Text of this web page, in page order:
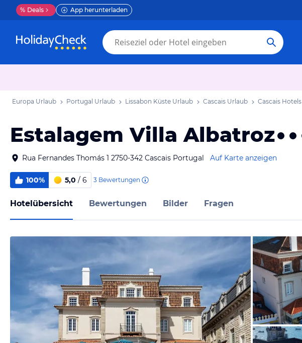
% Deals App herunterladen
Europa Urlaub Portugal Urlaub Lissabon Küste Urlaub Cascais Urlaub Cascais Hotels
Estalagem Villa Albatroz
Rua Fernandes Thomás 1 2750-342 Cascais Portugal Auf Karte anzeigen
100% 5,0 / 6 3 Bewertungen
Hotelübersicht Bewertungen Bilder Fragen